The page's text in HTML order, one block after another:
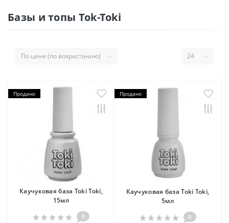
Базы и топы Tok-Toki
Продано
Каучуковая база Toki Toki,
15мл
0
Продано
Каучуковая база Toki Toki,
5мл
0